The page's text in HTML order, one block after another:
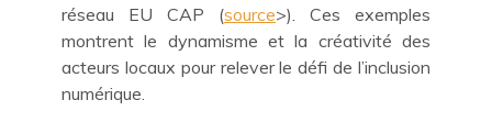
réseau EU CAP (source>). Ces exemples
montrent le dynamisme et la créativité des
acteurs locaux pour relever le défi de l’inclusion
numérique.